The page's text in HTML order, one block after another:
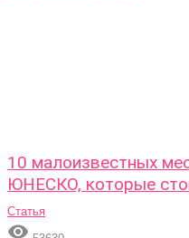
10 малоизвестных
ЮНЕСКО, которые
Статья
